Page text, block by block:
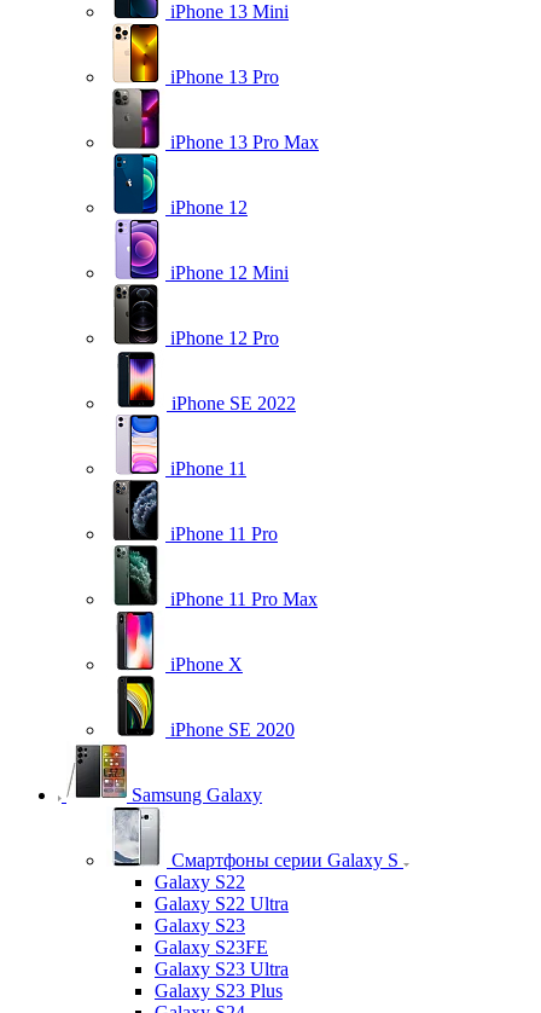
iPhone 13 Mini
iPhone 13 Pro
iPhone 13 Pro Max
iPhone 12
iPhone 12 Mini
iPhone 12 Pro
iPhone SE 2022
iPhone 11
iPhone 11 Pro
iPhone 11 Pro Max
iPhone X
iPhone SE 2020
Samsung Galaxy
Смартфоны серии Galaxy S
Galaxy S22
Galaxy S22 Ultra
Galaxy S23
Galaxy S23FE
Galaxy S23 Ultra
Galaxy S23 Plus